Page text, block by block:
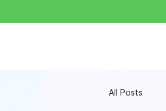
All Posts